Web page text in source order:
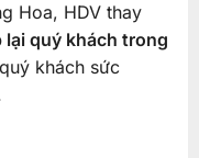
Hoa, HDV thay
lại quý khách trong
khách sức